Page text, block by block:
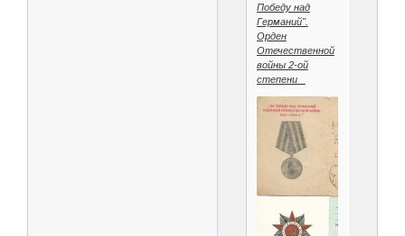
Победу над
Германий".
Орден
Отечественной
войны 2-ой
степени